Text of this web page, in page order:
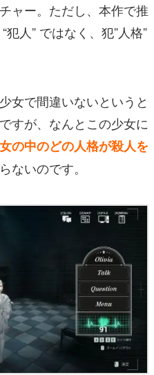
ャー。ただし、本作で推
人” ではなく、犯”人格”
女で間違いないというと
すが、なんとこの少女に
女の中のどの人格が殺人を
ないのです。